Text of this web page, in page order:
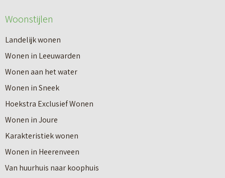
e
r
I
n
8
s
t
a
p
p
e
o
v
e
r
V
a
n
n
Woonstijlen
Landelijk wonen
Wonen in Leeuwarden
Wonen aan het water
Wonen in Sneek
Hoekstra Exclusief Wonen
Wonen in Joure
Karakteristiek wonen
Wonen in Heerenveen
Van huurhuis naar koophuis